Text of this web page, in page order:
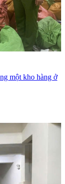
một kho hàng ở